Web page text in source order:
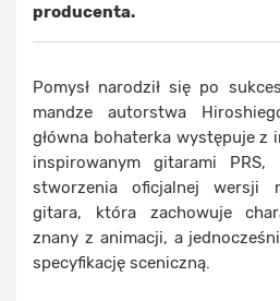
producenta.
Pomysł narodził się po
mandze autorstwa
główna bohaterka występuje z
inspirowanym gitarami
stworzenia oficjalnej wersji
gitara, która zachowuje
znany z animacji, a
specyfikację sceniczną.